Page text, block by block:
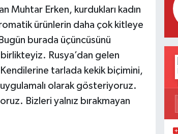
Muhtar Erken, kurdukları kadın
ürünlerin daha çok kitleye
burada üçüncüsünü
Rusya’dan gelen
tarlada kekik biçimini,
uygulamalı olarak gösteriyoruz.
Bizleri yalnız bırakmayan